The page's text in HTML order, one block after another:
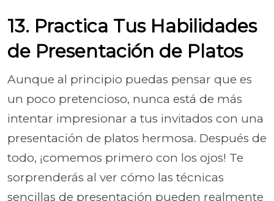
13. Practica Tus Habilidades
de Presentación de Platos
Aunque al principio puedas pensar que es
un poco pretencioso, nunca está de más
intentar impresionar a tus invitados con una
presentación de platos hermosa. Después de
todo, ¡comemos primero con los ojos! Te
sorprenderás al ver cómo las técnicas
sencillas de presentación pueden realmente